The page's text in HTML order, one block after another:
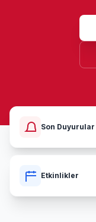
Son Duyurular
Etkinlikler